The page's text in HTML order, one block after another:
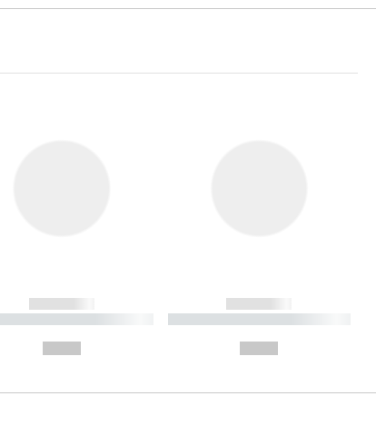
------------
----------- ----------
------------
----------- ----------- ----------